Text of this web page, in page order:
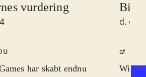
vurdering
har skabt endnu
d. 6.
af
Wii U.